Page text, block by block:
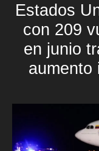
Estados
con 209
en junio
aumento